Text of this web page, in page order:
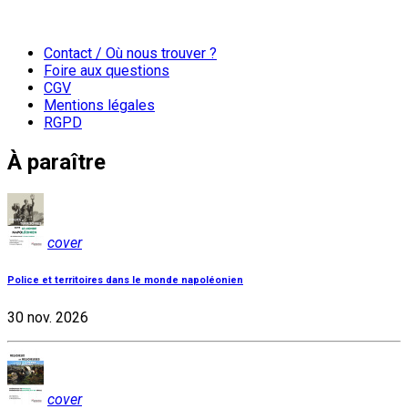
Contact / Où nous trouver ?
Foire aux questions
CGV
Mentions légales
RGPD
À paraître
cover
Police et territoires dans le monde napoléonien
30 nov. 2026
cover